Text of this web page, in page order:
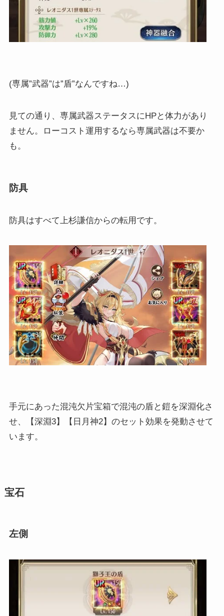
(専属”武器”は”盾”なんですね…)
見ての通り、専属武器ステータスにHPと体力があり
ません。ローコスト運用するなら専属武器は不要か
も。
防具
防具はすべて上杉謙信からの転用です。
手元にあった混沌欠片宝箱で混沌の盾と鎧を深淵化さ
せ、【深淵3】【日月神2】のセット効果を発動させて
います。
宝石
左側